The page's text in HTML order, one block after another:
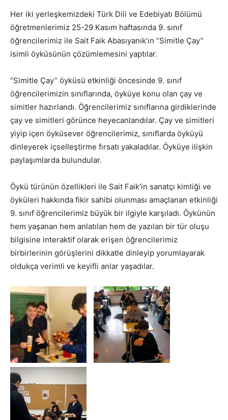
Her iki yerleşkemizdeki Türk Dili ve Edebiyatı Bölümü
öğretmenlerimiz 25-29 Kasım haftasında 9. sınıf
öğrencilerimiz ile Sait Faik Abasıyanık’ın “Simitle Çay”
isimli öyküsünün çözümlemesini yaptılar.
“Simitle Çay” öyküsü etkinliği öncesinde 9. sınıf
öğrencilerimizin sınıflarında, öyküye konu olan çay ve
simitler hazırlandı. Öğrencilerimiz sınıflarına girdiklerinde
çay ve simitleri görünce heyecanlandılar. Çay ve simitleri
yiyip içen öyküsever öğrencilerimiz, sınıflarda öyküyü
dinleyerek içselleştirme fırsatı yakaladılar. Öyküye ilişkin
paylaşımlarda bulundular.
Öykü türünün özellikleri ile Sait Faik’in sanatçı kimliği ve
öyküleri hakkında fikir sahibi olunması amaçlanan etkinliği
9. sınıf öğrencilerimiz büyük bir ilgiyle karşıladı. Öykünün
hem yaşanan hem anlatılan hem de yazılan bir tür oluşu
bilgisine interaktif olarak erişen öğrencilerimiz
birbirlerinin görüşlerini dikkatle dinleyip yorumlayarak
oldukça verimli ve keyifli anlar yaşadılar.